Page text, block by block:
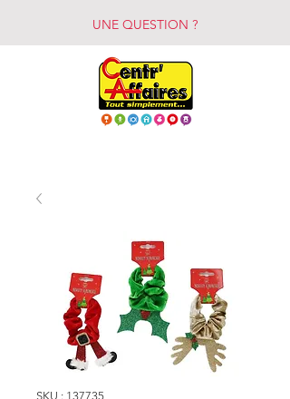
UNE QUESTION ?
SKU : 137735